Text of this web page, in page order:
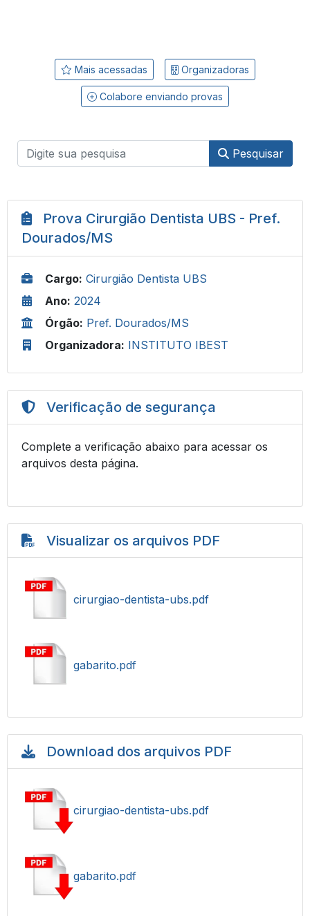
Mais acessadas Organizadoras
Colabore enviando provas
Pesquisar
Prova Cirurgião Dentista UBS - Pref.
Dourados/MS
Cargo: Cirurgião Dentista UBS
Ano: 2024
Órgão: Pref. Dourados/MS
Organizadora: INSTITUTO IBEST
Verificação de segurança
Complete a verificação abaixo para acessar os
arquivos desta página.
Visualizar os arquivos PDF
cirurgiao-dentista-ubs.pdf
gabarito.pdf
Download dos arquivos PDF
cirurgiao-dentista-ubs.pdf
gabarito.pdf